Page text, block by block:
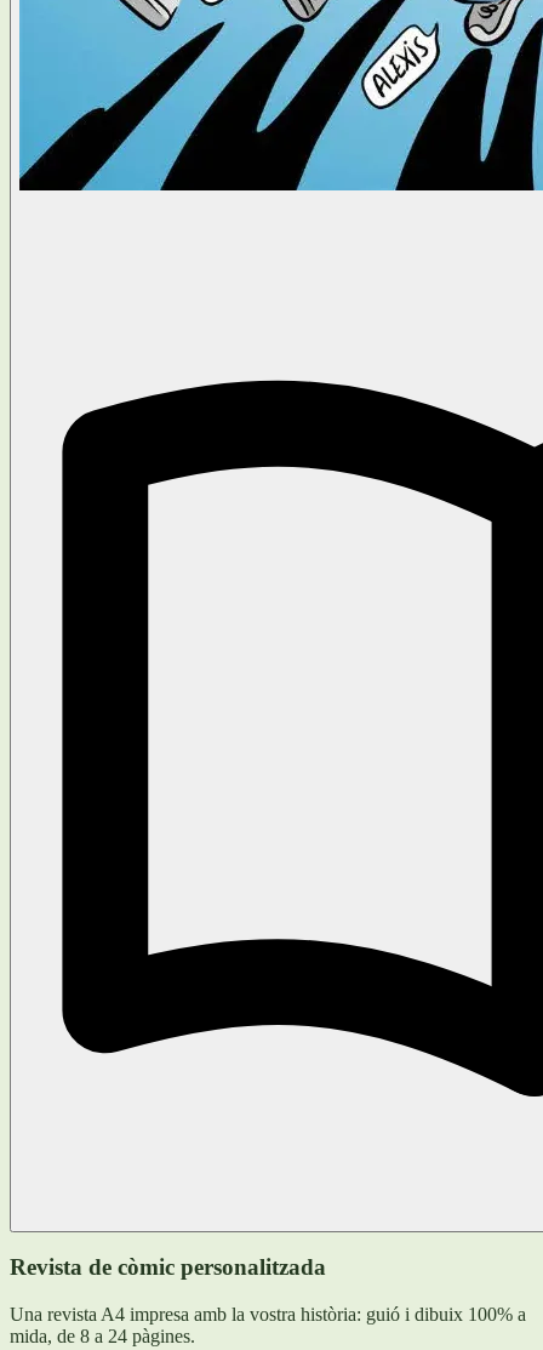
Revista de còmic personalitzada
Una revista A4 impresa amb la vostra història: guió i dibuix 100% a
mida, de 8 a 24 pàgines.